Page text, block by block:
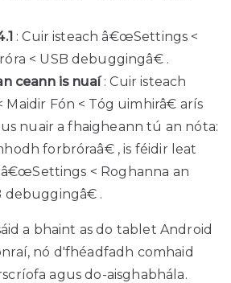
: Cuir isteach â€œSettings <
< USB debuggingâ€ .
ceann is nuaí: Cuir isteach
Fón < Tóg uimhirâ€ arís
nuair a fhaigheann tú an nóta:
forbróraâ€ , is féidir leat
< Roghanna an
debuggingâ€ .
a bhaint as do tablet Android
nó d'fhéadfadh comhaid
agus do-aisghabhála.